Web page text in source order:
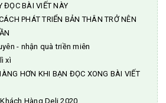
ĐỌC BÀI VIẾT NÀY
PHÁT TRIỂN BẢN THÂN TRỞ NÊN
- nhận quà triền miên
xì
HƠN KHI BẠN ĐỌC XONG BÀI VIẾT
Hàng Deli 2020